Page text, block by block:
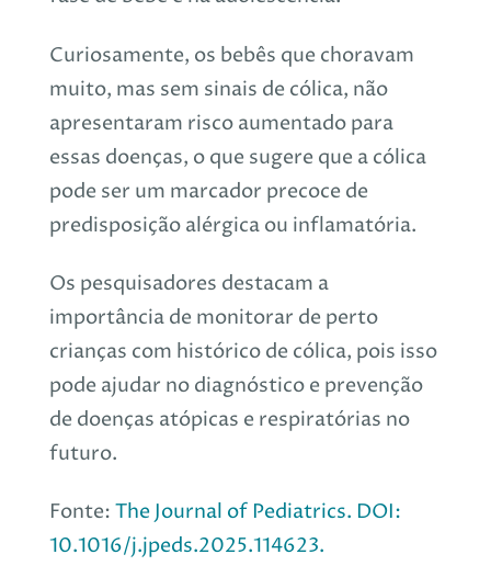
Curiosamente, os bebês que choravam
muito, mas sem sinais de cólica, não
apresentaram risco aumentado para
essas doenças, o que sugere que a cólica
pode ser um marcador precoce de
predisposição alérgica ou inflamatória.
Os pesquisadores destacam a
importância de monitorar de perto
crianças com histórico de cólica, pois isso
pode ajudar no diagnóstico e prevenção
de doenças atópicas e respiratórias no
futuro.
Fonte: The Journal of Pediatrics. DOI:
10.1016/j.jpeds.2025.114623.